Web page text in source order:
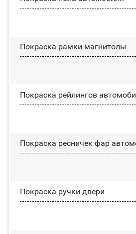
Покраска рамки магнитолы
Покраска рейлингов
Покраска ресничек фар
Покраска ручки двери